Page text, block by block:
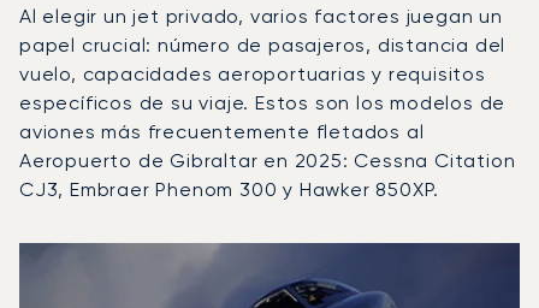
Al elegir un jet privado, varios factores juegan un
papel crucial: número de pasajeros, distancia del
vuelo, capacidades aeroportuarias y requisitos
específicos de su viaje. Estos son los modelos de
aviones más frecuentemente fletados al
Aeropuerto de Gibraltar en 2025: Cessna Citation
CJ3, Embraer Phenom 300 y Hawker 850XP.
Modelo de aeronave
Velocidad (nudos)